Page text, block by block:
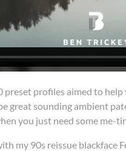
preset profiles aimed to
great sounding ambient
you just need some me-
my 90s reissue blackface